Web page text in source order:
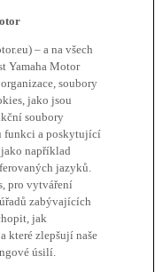
– a na všech
Yamaha Motor
soubory
jako jsou
soubory
funkci a poskytující
například
jazyků.
pro vytváření
zabývajících
jak
které zlepšují naše
úsilí.